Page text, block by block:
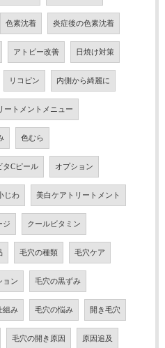
色素沈着 炎症後の色素沈着
アトピー改善 日焼け対策
リコピン 内側から綺麗に
ートメントメニュー
色むら
タCピール オプション
じわ 美白ケアトリートメント
ジ クールビタミン
毛穴の種類 毛穴ケア
ョン 毛穴の黒ずみ
組み 毛穴の悩み 開き毛穴
毛穴の開き原因 原因追及